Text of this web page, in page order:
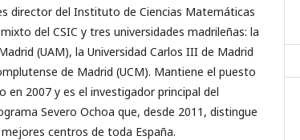
director del Instituto de Ciencias Matemáticas
del CSIC y tres universidades madrileñas: la
(UAM), la Universidad Carlos III de Madrid
de Madrid (UCM). Mantiene el puesto
en 2007 y es el investigador principal del
Severo Ochoa que, desde 2011, distingue
centros de toda España.